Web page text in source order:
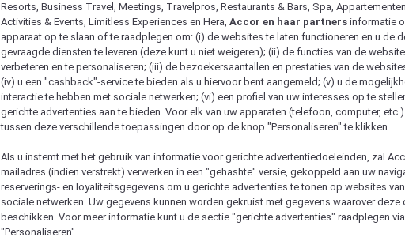
Resorts, Business Travel, Meetings, Travelpros, Restaurants & Bars, Spa,
Activities & Events, Limitless Experiences en Hera, Accor en haar partners informatie
apparaat op te slaan of te raadplegen om: (i) de websites te laten functioneren en u de
gevraagde diensten te leveren (deze kunt u niet weigeren); (ii) de functies van de
verbeteren en te personaliseren; (iii) de bezoekersaantallen en prestaties van de
(iv) u een "cashback"-service te bieden als u hiervoor bent aangemeld; (v) u de
interactie te hebben met sociale netwerken; (vi) een profiel van uw interesses op te
gerichte advertenties aan te bieden. Voor elk van uw apparaten (telefoon, computer,
tussen deze verschillende toepassingen door op de knop "Personaliseren" te klikken.
Als u instemt met het gebruik van informatie voor gerichte advertentiedoeleinden, zal
mailadres (indien verstrekt) verwerken in een "gehashte" versie, gekoppeld aan uw
reserverings- en loyaliteitsgegevens om u gerichte advertenties te tonen op websites
sociale netwerken. Uw gegevens kunnen worden gekruist met gegevens waarover deze
beschikken. Voor meer informatie kunt u de sectie "gerichte advertenties" raadplegen
"Personaliseren".